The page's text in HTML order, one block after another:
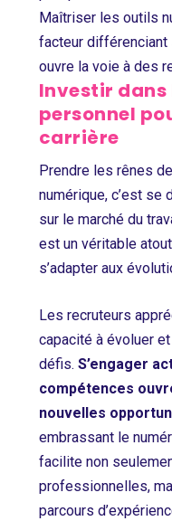
Maîtriser les outils
facteur différenciant
ouvre la voie à des
Investir dans
personnel
carrière
Prendre les rênes
numérique, c’est se
sur le marché du
est un véritable
s’adapter aux
Les recruteurs
capacité à évoluer
défis. S’engager
compétences
nouvelles
embrassant le
facilite non
professionnelles,
parcours